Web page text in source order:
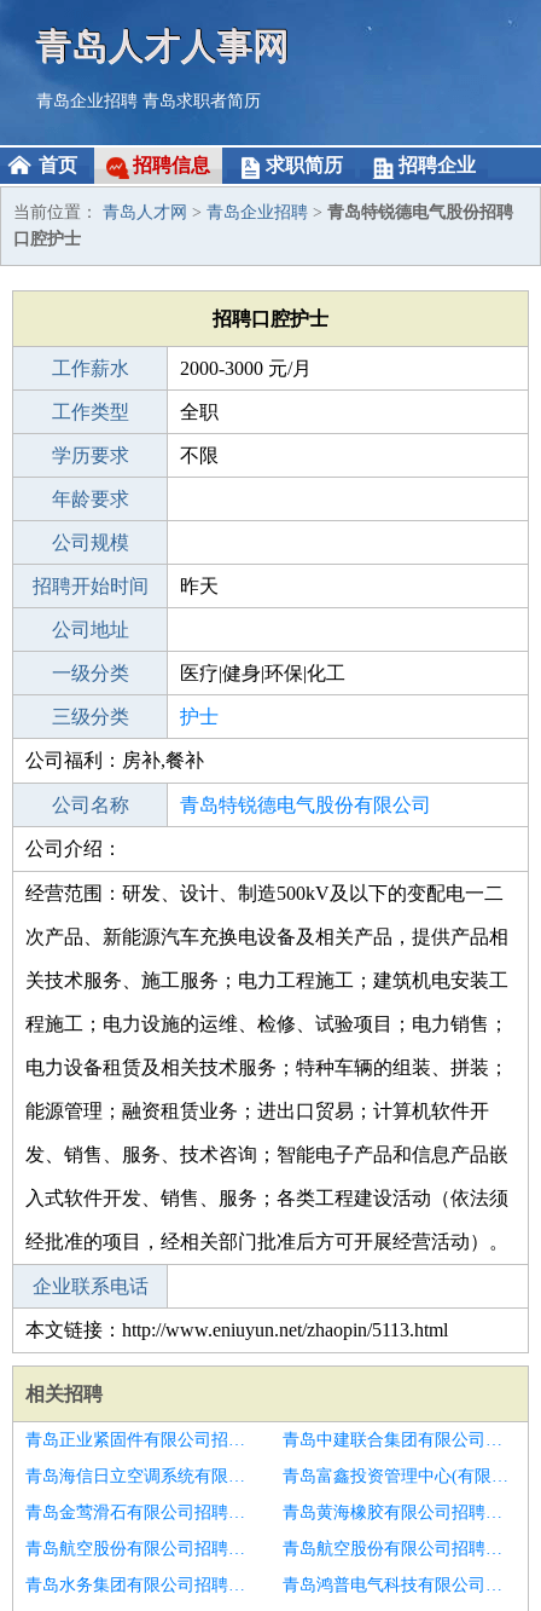
青岛人才人事网
青岛企业招聘 青岛求职者简历
首页 招聘信息 求职简历 招聘企业
当前位置： 青岛人才网 > 青岛企业招聘 > 青岛特锐德电气股份招聘
口腔护士
招聘口腔护士
工作薪水 2000-3000 元/月
招聘人数 2人
工作类型 全职
性别要求 -
学历要求 不限
工作经验
年龄要求
工作地点
公司规模
公司电话
招聘开始时间 昨天
招聘结束时间
公司地址
一级分类 医疗|健身|环保|化工
二级分类 医疗/护理
三级分类 护士
其他行业 制药/生物工程/医护
公司福利：房补,餐补
公司名称 青岛特锐德电气股份有限公司
公司类型
公司介绍：
经营范围：研发、设计、制造500kV及以下的变配电一二
次产品、新能源汽车充换电设备及相关产品，提供产品相
关技术服务、施工服务；电力工程施工；建筑机电安装工
程施工；电力设施的运维、检修、试验项目；电力销售；
电力设备租赁及相关技术服务；特种车辆的组装、拼装；
能源管理；融资租赁业务；进出口贸易；计算机软件开
发、销售、服务、技术咨询；智能电子产品和信息产品嵌
入式软件开发、销售、服务；各类工程建设活动（依法须
经批准的项目，经相关部门批准后方可开展经营活动）。
企业联系电话
本文链接：http://www.eniuyun.net/zhaopin/5113.html
相关招聘
青岛正业紧固件有限公司招聘口腔科护士长
青岛中建联合集团有限公司招聘护士实习生
青岛海信日立空调系统有限公司招聘护士
青岛富鑫投资管理中心(有限合伙)招聘口腔护士
青岛金莺滑石有限公司招聘口腔护士
青岛黄海橡胶有限公司招聘护士
青岛航空股份有限公司招聘护士
青岛航空股份有限公司招聘口腔科护士长
青岛水务集团有限公司招聘护士长
青岛鸿普电气科技有限公司招聘护士长